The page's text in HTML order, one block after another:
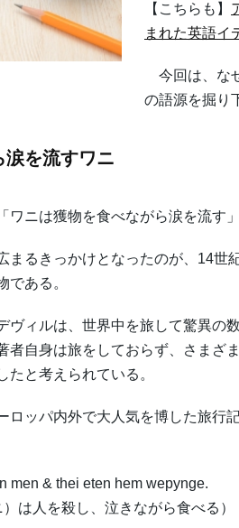
【こちらも】
まれた英語イ
今回は、な
の語源を掘り
を流すワニ
ニは獲物を食べながら涙を流す
るきっかけとなったのが、14世
である。
ィルは、世界中を旅して驚異の
者自身は旅をしておらず、さまざ
たと考えられている。
ッパ内外で大人気を博した旅行
men & thei eten hem wepynge.
は人を殺し、泣きながら食べる）